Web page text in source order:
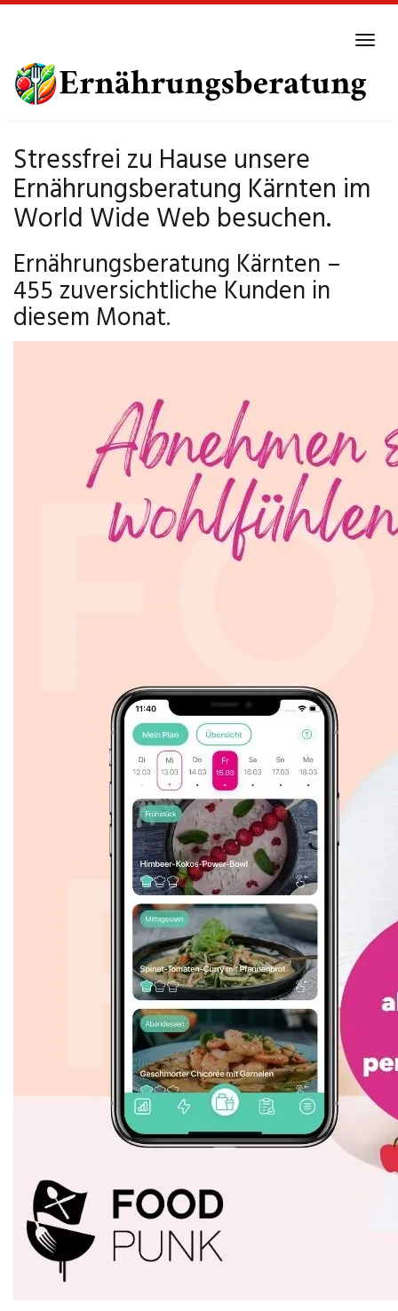
main
content
Stressfrei zu Hause unsere
Ernährungsberatung Kärnten im
World Wide Web besuchen.
Ernährungsberatung Kärnten –
455 zuversichtliche Kunden in
diesem Monat.